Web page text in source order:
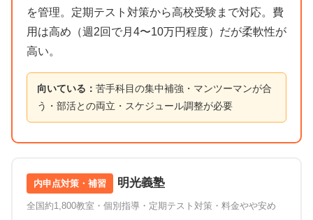
を管理。定期テスト対策から高校受験まで対応。費
用は高め（週2回で月4〜10万円程度）だが柔軟性が
高い。
向いている： 苦手科目の集中補強・マンツーマンが合
う・部活との両立・スケジュール調整が必要
内申点対策・補習 明光義塾
全国約1,800教室・個別指導・定期テスト対策・料金やや安め